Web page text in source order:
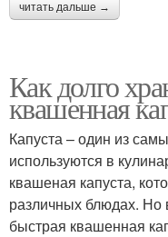
читать дальше →
Как долго
квашенная
Капуста – один из
используются в
квашеная капуста,
различных блюдах. Но
быстрая квашенная